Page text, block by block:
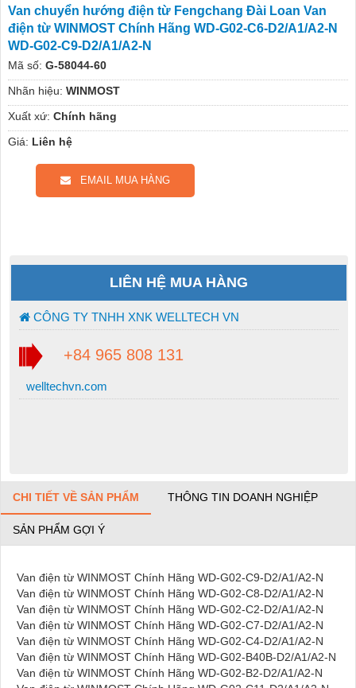
Van chuyển hướng điện từ Fengchang Đài Loan Van
điện từ WINMOST Chính Hãng WD-G02-C6-D2/A1/A2-N
WD-G02-C9-D2/A1/A2-N
Mã số: G-58044-60
Nhãn hiệu: WINMOST
Xuất xứ: Chính hãng
Giá: Liên hệ
EMAIL MUA HÀNG
LIÊN HỆ MUA HÀNG
CÔNG TY TNHH XNK WELLTECH VN
+84 965 808 131
welltechvn.com
CHI TIẾT VỀ SẢN PHẨM THÔNG TIN DOANH NGHIỆP
SẢN PHẨM GỢI Ý
Van điện từ WINMOST Chính Hãng WD-G02-C9-D2/A1/A2-N
Van điện từ WINMOST Chính Hãng WD-G02-C8-D2/A1/A2-N
Van điện từ WINMOST Chính Hãng WD-G02-C2-D2/A1/A2-N
Van điện từ WINMOST Chính Hãng WD-G02-C7-D2/A1/A2-N
Van điện từ WINMOST Chính Hãng WD-G02-C4-D2/A1/A2-N
Van điện từ WINMOST Chính Hãng WD-G02-B40B-D2/A1/A2-N
Van điện từ WINMOST Chính Hãng WD-G02-B2-D2/A1/A2-N